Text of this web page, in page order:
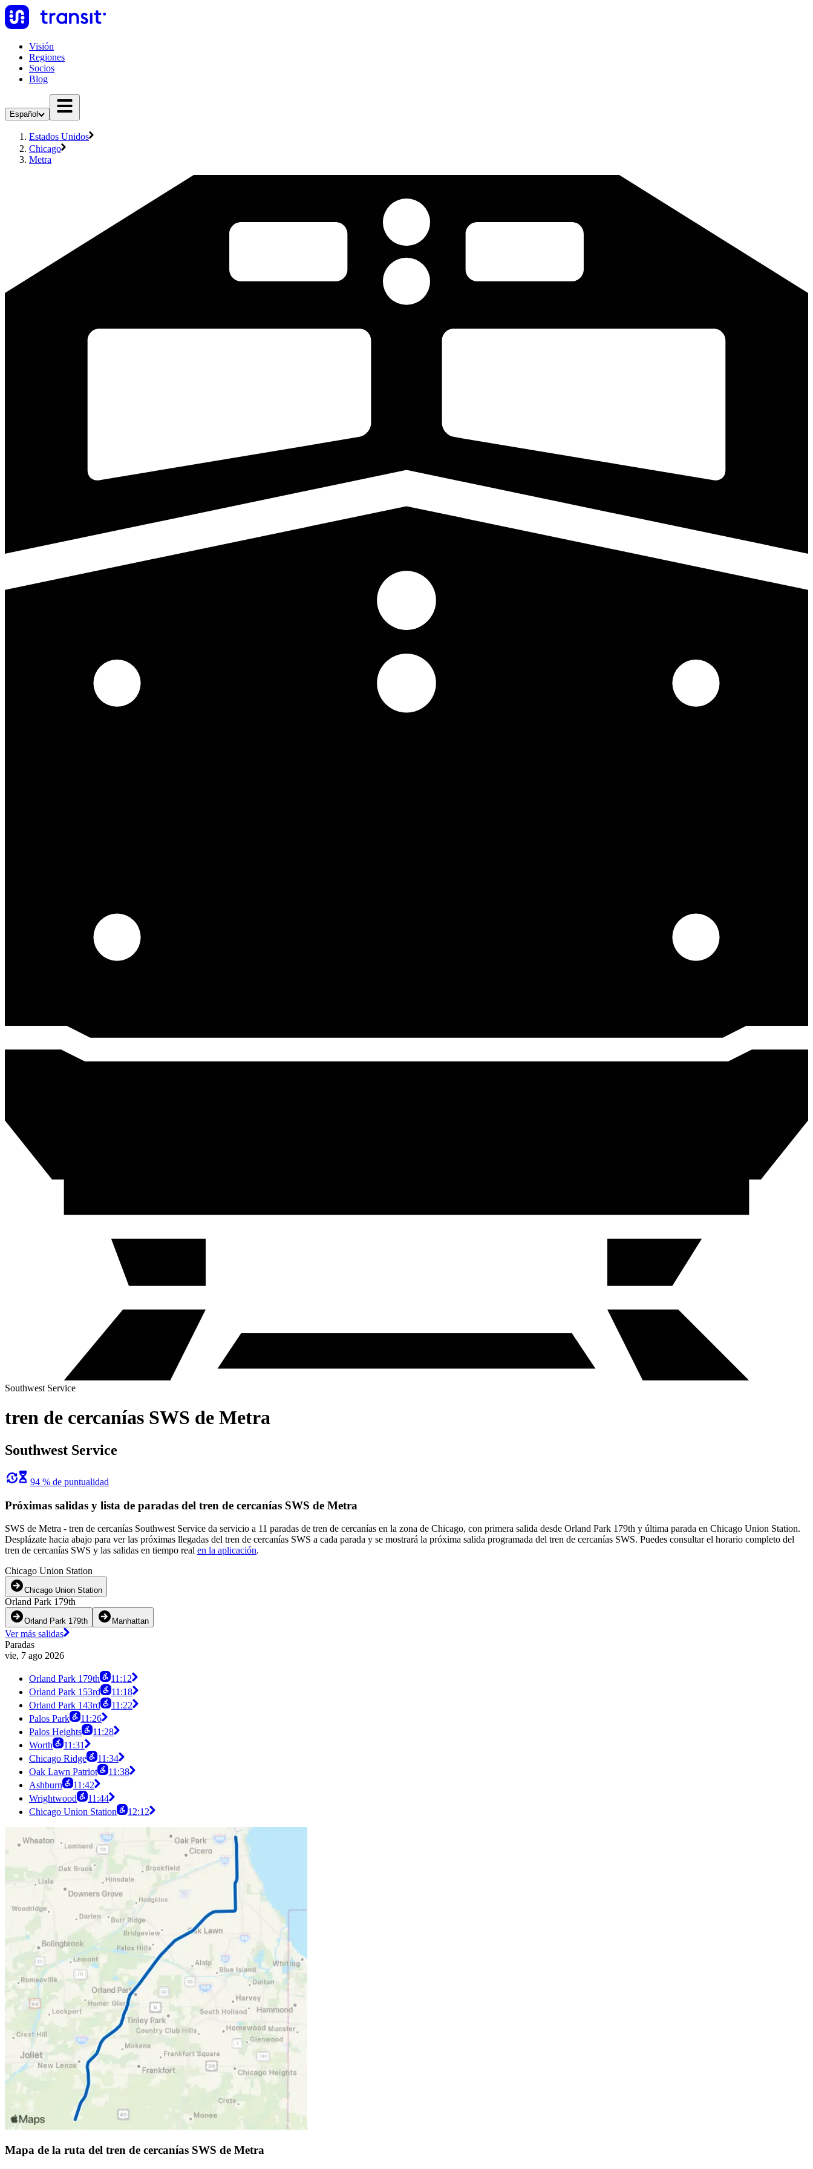
Visión
Regiones
Socios
Blog
Español
Estados Unidos
Chicago
Metra
Southwest Service
tren de cercanías SWS de Metra
Southwest Service
94 % de puntualidad
Próximas salidas y lista de paradas del tren de cercanías SWS de Metra
SWS de Metra - tren de cercanías Southwest Service da servicio a 11 paradas de tren de cercanías en la zona de Chicago, con primera salida desde Orland Park 179th y última parada en Chicago Union Station.
Desplázate hacia abajo para ver las próximas llegadas del tren de cercanías SWS a cada parada y se mostrará la próxima salida programada del tren de cercanías SWS. Puedes consultar el horario completo del
tren de cercanías SWS y las salidas en tiempo real en la aplicación.
Chicago Union Station
Chicago Union Station
Orland Park 179th
Orland Park 179th Manhattan
Ver más salidas
Paradas
vie, 7 ago 2026
Orland Park 179th
11:12
Orland Park 153rd
11:18
Orland Park 143rd
11:22
Palos Park
11:26
Palos Heights
11:28
Worth
11:31
Chicago Ridge
11:34
Oak Lawn Patriot
11:38
Ashburn
11:42
Wrightwood
11:44
Chicago Union Station
12:12
Mapa de la ruta del tren de cercanías SWS de Metra